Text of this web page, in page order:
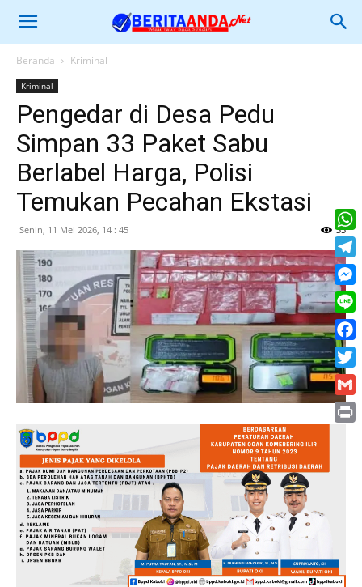
Beranda Kriminal
Kriminal
Pengedar di Desa Pedu
Simpan 33 Paket Sabu
Berlabel Harga, Polisi
Temukan Pecahan Ekstasi
Senin, 11 Mei 2026, 14 : 45 35
Line